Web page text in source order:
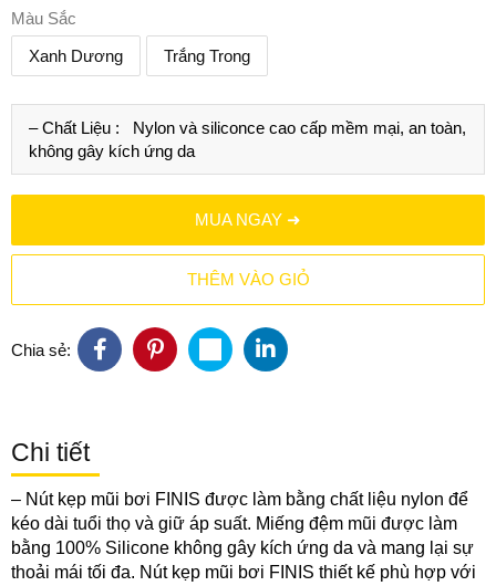
Màu Sắc
Xanh Dương
Trắng Trong
– Chất Liệu : Nylon và siliconce cao cấp mềm mại, an toàn,
không gây kích ứng da
MUA NGAY ➜
THÊM VÀO GIỎ
Chia sẻ:
Chi tiết
– Nút kẹp mũi bơi FINIS được làm bằng chất liệu nylon để
kéo dài tuổi thọ và giữ áp suất. Miếng đệm mũi được làm
bằng 100% Silicone không gây kích ứng da và mang lại sự
thoải mái tối đa. Nút kẹp mũi bơi FINIS thiết kế phù hợp với